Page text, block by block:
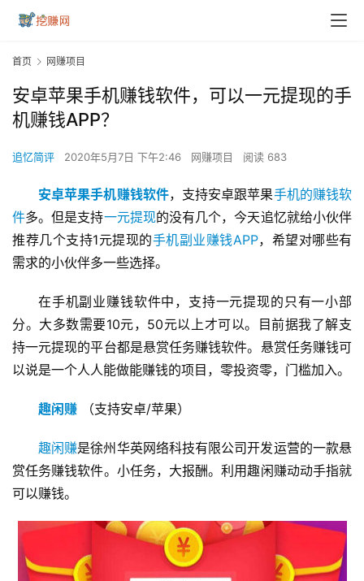
首页 网赚项目
安卓苹果手机赚钱软件，可以一元提现的手
机赚钱APP？
追忆简评 2020年5月7日 下午2:46 网赚项目 阅读 683
安卓苹果手机赚钱软件，支持安卓跟苹果手机的赚钱软
件多。但是支持一元提现的没有几个，今天追忆就给小伙伴
推荐几个支持1元提现的手机副业赚钱APP，希望对哪些有
需求的小伙伴多一些选择。
在手机副业赚钱软件中，支持一元提现的只有一小部
分。大多数需要10元，50元以上才可以。目前据我了解支
持一元提现的平台都是悬赏任务赚钱软件。悬赏任务赚钱可
以说是一个人人能做能赚钱的项目，零投资零，门槛加入。
趣闲赚 （支持安卓/苹果）
趣闲赚是徐州华英网络科技有限公司开发运营的一款悬
赏任务赚钱软件。小任务，大报酬。利用趣闲赚动动手指就
可以赚钱。